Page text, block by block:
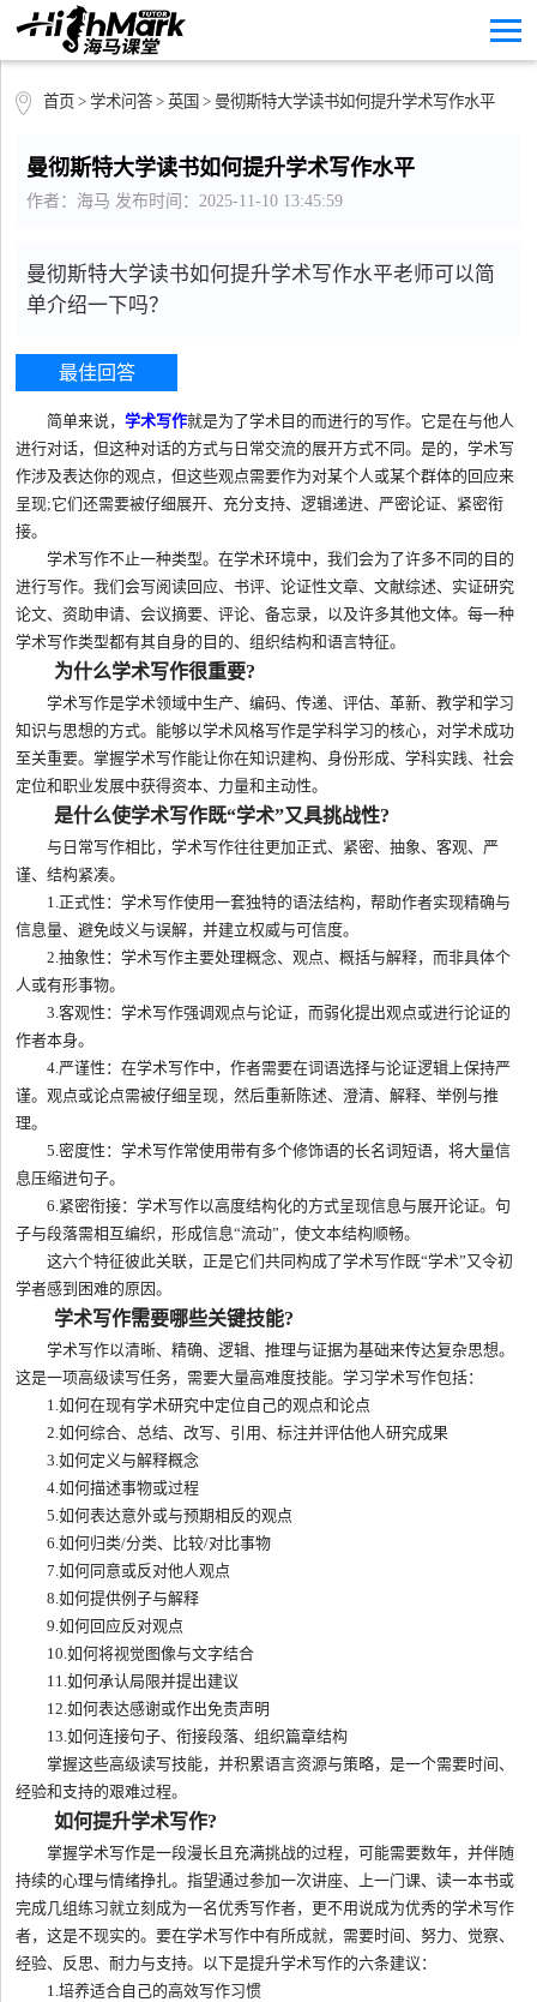
首页 > 学术问答> 英国 > 曼彻斯特大学读书如何提升学术写作水平
曼彻斯特大学读书如何提升学术写作水平
作者：海马 发布时间：2025-11-10 13:45:59
曼彻斯特大学读书如何提升学术写作水平老师可以简
单介绍一下吗？
最佳回答
简单来说，学术写作就是为了学术目的而进行的写作。它是在与他人
进行对话，但这种对话的方式与日常交流的展开方式不同。是的，学术写
作涉及表达你的观点，但这些观点需要作为对某个人或某个群体的回应来
呈现;它们还需要被仔细展开、充分支持、逻辑递进、严密论证、紧密衔
接。
学术写作不止一种类型。在学术环境中，我们会为了许多不同的目的
进行写作。我们会写阅读回应、书评、论证性文章、文献综述、实证研究
论文、资助申请、会议摘要、评论、备忘录，以及许多其他文体。每一种
学术写作类型都有其自身的目的、组织结构和语言特征。
为什么学术写作很重要?
学术写作是学术领域中生产、编码、传递、评估、革新、教学和学习
知识与思想的方式。能够以学术风格写作是学科学习的核心，对学术成功
至关重要。掌握学术写作能让你在知识建构、身份形成、学科实践、社会
定位和职业发展中获得资本、力量和主动性。
是什么使学术写作既“学术”又具挑战性?
与日常写作相比，学术写作往往更加正式、紧密、抽象、客观、严
谨、结构紧凑。
1.正式性：学术写作使用一套独特的语法结构，帮助作者实现精确与
信息量、避免歧义与误解，并建立权威与可信度。
2.抽象性：学术写作主要处理概念、观点、概括与解释，而非具体个
人或有形事物。
3.客观性：学术写作强调观点与论证，而弱化提出观点或进行论证的
作者本身。
4.严谨性：在学术写作中，作者需要在词语选择与论证逻辑上保持严
谨。观点或论点需被仔细呈现，然后重新陈述、澄清、解释、举例与推
理。
5.密度性：学术写作常使用带有多个修饰语的长名词短语，将大量信
息压缩进句子。
6.紧密衔接：学术写作以高度结构化的方式呈现信息与展开论证。句
子与段落需相互编织，形成信息“流动”，使文本结构顺畅。
这六个特征彼此关联，正是它们共同构成了学术写作既“学术”又令初
学者感到困难的原因。
学术写作需要哪些关键技能?
学术写作以清晰、精确、逻辑、推理与证据为基础来传达复杂思想。
这是一项高级读写任务，需要大量高难度技能。学习学术写作包括：
1.如何在现有学术研究中定位自己的观点和论点
2.如何综合、总结、改写、引用、标注并评估他人研究成果
3.如何定义与解释概念
4.如何描述事物或过程
5.如何表达意外或与预期相反的观点
6.如何归类/分类、比较/对比事物
7.如何同意或反对他人观点
8.如何提供例子与解释
9.如何回应反对观点
10.如何将视觉图像与文字结合
11.如何承认局限并提出建议
12.如何表达感谢或作出免责声明
13.如何连接句子、衔接段落、组织篇章结构
掌握这些高级读写技能，并积累语言资源与策略，是一个需要时间、
经验和支持的艰难过程。
如何提升学术写作?
掌握学术写作是一段漫长且充满挑战的过程，可能需要数年，并伴随
持续的心理与情绪挣扎。指望通过参加一次讲座、上一门课、读一本书或
完成几组练习就立刻成为一名优秀写作者，更不用说成为优秀的学术写作
者，这是不现实的。要在学术写作中有所成就，需要时间、努力、觉察、
经验、反思、耐力与支持。以下是提升学术写作的六条建议：
1.培养适合自己的高效写作习惯